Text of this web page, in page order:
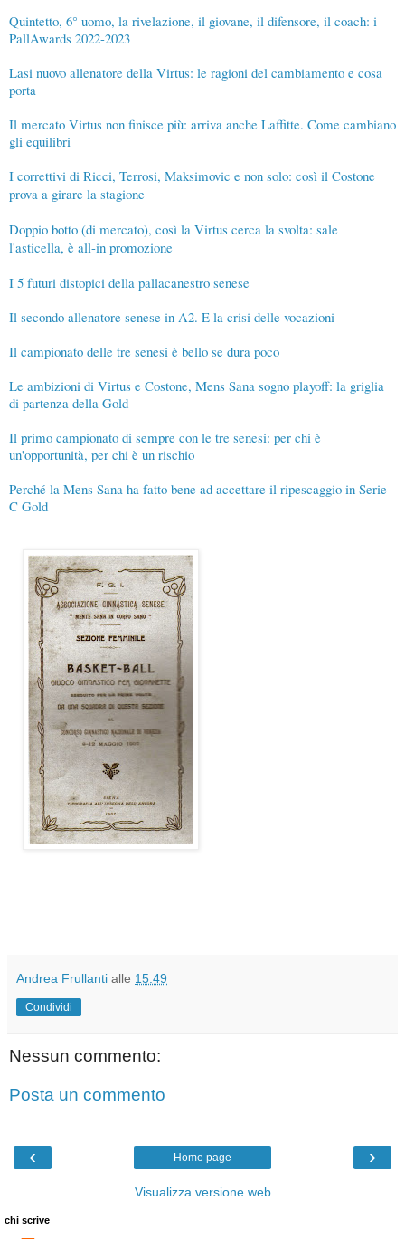
Quintetto, 6° uomo, la rivelazione, il giovane, il difensore, il coach: i
PallAwards 2022-2023
Lasi nuovo allenatore della Virtus: le ragioni del cambiamento e cosa
porta
Il mercato Virtus non finisce più: arriva anche Laffitte. Come cambiano
gli equilibri
I correttivi di Ricci, Terrosi, Maksimovic e non solo: così il Costone
prova a girare la stagione
Doppio botto (di mercato), così la Virtus cerca la svolta: sale
l'asticella, è all-in promozione
I 5 futuri distopici della pallacanestro senese
Il secondo allenatore senese in A2. E la crisi delle vocazioni
Il campionato delle tre senesi è bello se dura poco
Le ambizioni di Virtus e Costone, Mens Sana sogno playoff: la griglia
di partenza della Gold
Il primo campionato di sempre con le tre senesi: per chi è
un'opportunità, per chi è un rischio
Perché la Mens Sana ha fatto bene ad accettare il ripescaggio in Serie
C Gold
Andrea Frullanti alle 15:49
Condividi
Nessun commento:
Posta un commento
‹ ›
Home page
Visualizza versione web
chi scrive